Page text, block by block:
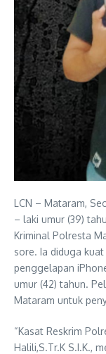
LCN – Mataram,
– laki umur (39)
Kriminal Polresta
sore. Ia diduga
penggelapan
umur (42) tahun.
Mataram untuk
“Kasat Reskrim
Halili,S.Tr.K S.I.K.,